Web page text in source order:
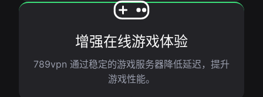
增强在线游戏体验
789vpn 通过稳定的游戏服务器降低延迟，提升
游戏性能。